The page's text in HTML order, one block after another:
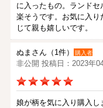
に入ったもの。ランド
楽そうです。お気に入
じて親も嬉しいです。
ぬまさん（1件） 購入者
非公開 投稿日：2023年
娘が柄を気に入り購入